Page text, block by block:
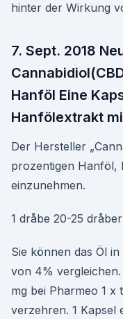
hinter der Wirkung
7. Sept. 2018
Hanföl Eine
Hanfölextrakt
Der Hersteller
prozentigen Hanföl,
einzunehmen.
1 dråbe 20-25
Sie können das Öl
von 4%
mg bei Pharmeo 1 x
verzehren. 1 Kapsel